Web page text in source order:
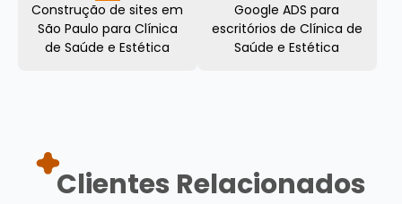
Construção de sites em
São Paulo para Clínica
de Saúde e Estética
Google ADS para
escritórios de Clínica de
Saúde e Estética
Clientes Relacionados